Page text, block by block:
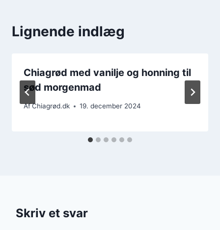
Lignende indlæg
Chiagrød med vanilje og honning til
sød morgenmad
AfChiagrød.dk 19. december 2024
Skriv et svar